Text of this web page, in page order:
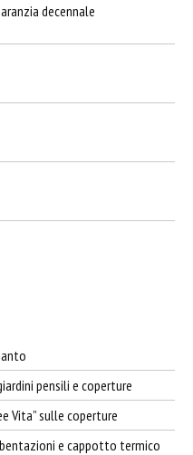
decennale
pensili e coperture
Vita” sulle coperture
e cappotto termico